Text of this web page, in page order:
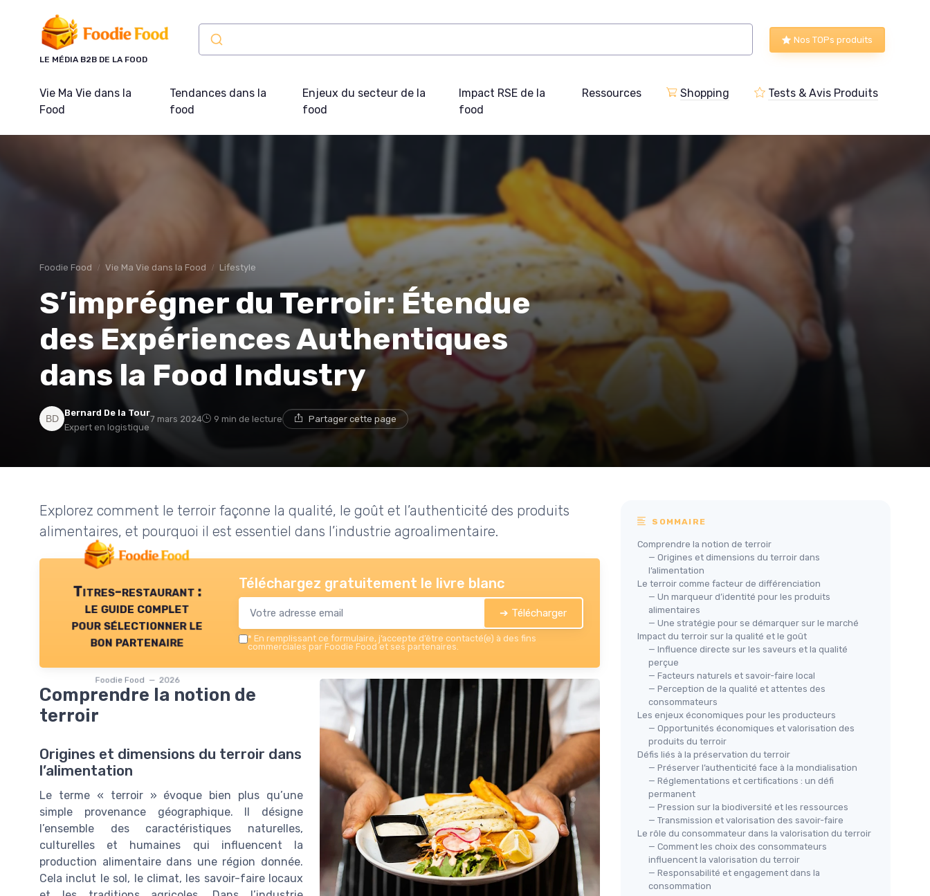
LE MÉDIA B2B DE LA FOOD
Nos TOPs produits
Vie Ma Vie dans la
Food
Tendances dans la
food
Enjeux du secteur de la
food
Impact RSE de la
food
Ressources Shopping Tests & Avis Produits
Foodie Food Vie Ma Vie dans la Food Lifestyle
S’imprégner du Terroir: Étendue
des Expériences Authentiques
dans la Food Industry
Bernard De la Tour
Expert en logistique
7 mars 2024 9 min de lecture Partager cette page
Explorez comment le terroir façonne la qualité, le goût et l’authenticité des produits
alimentaires, et pourquoi il est essentiel dans l’industrie agroalimentaire.
Titres-restaurant :
le guide complet
pour sélectionner le
bon partenaire
Foodie Food — 2026
Téléchargez gratuitement le livre blanc
➔ Télécharger
* En remplissant ce formulaire, j’accepte d’être contacté(e) à des fins
commerciales par Foodie Food et ses partenaires.
Comprendre la notion de
terroir
Origines et dimensions du terroir dans
l’alimentation
Le terme « terroir » évoque bien plus qu’une
simple provenance géographique. Il désigne
l’ensemble des caractéristiques naturelles,
culturelles et humaines qui influencent la
production alimentaire dans une région donnée.
Cela inclut le sol, le climat, les savoir-faire locaux
SOMMAIRE
Comprendre la notion de terroir
— Origines et dimensions du terroir dans
l’alimentation
Le terroir comme facteur de différenciation
— Un marqueur d’identité pour les produits
alimentaires
— Une stratégie pour se démarquer sur le marché
Impact du terroir sur la qualité et le goût
— Influence directe sur les saveurs et la qualité
perçue
— Facteurs naturels et savoir-faire local
— Perception de la qualité et attentes des
consommateurs
Les enjeux économiques pour les producteurs
— Opportunités économiques et valorisation des
produits du terroir
Défis liés à la préservation du terroir
— Préserver l’authenticité face à la mondialisation
— Réglementations et certifications : un défi
permanent
— Pression sur la biodiversité et les ressources
— Transmission et valorisation des savoir-faire
Le rôle du consommateur dans la valorisation du terroir
— Comment les choix des consommateurs
influencent la valorisation du terroir
— Responsabilité et engagement dans la
consommation